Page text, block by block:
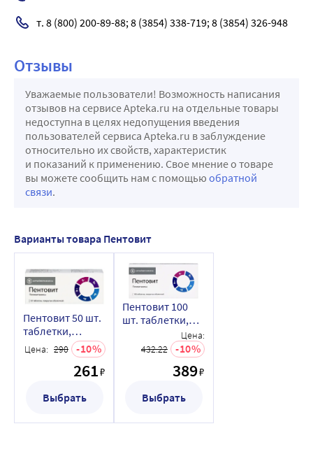
т. 8 (800) 200-89-88; 8 (3854) 338-719; 8 (3854) 326-948
Отзывы
Уважаемые пользователи! Возможность написания
отзывов на сервисе Apteka.ru на отдельные товары
недоступна в целях недопущения введения
пользователей сервиса Apteka.ru в заблуждение
относительно их свойств, характеристик
и показаний к применению. Свое мнение о товаре
вы можете сообщить нам с помощью обратной
связи.
Варианты товара Пентовит
Пентовит 50 шт.
таблетки,
покрытые
оболочкой
Цена: 290 10
261₽
Выбрать
Пентовит 100
шт. таблетки,
оболочкой
Цена:
432.22
10
389₽
Выбрать